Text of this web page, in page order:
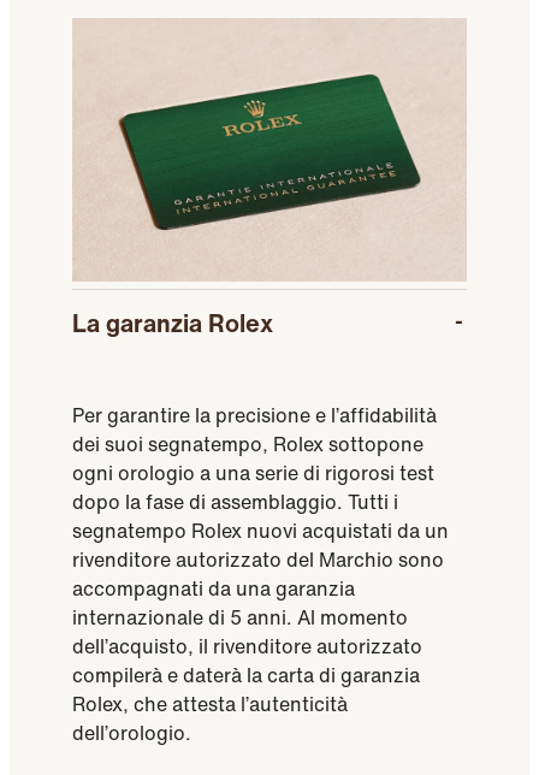
La garanzia Rolex
Per garantire la precisione e l’affidabilità
dei suoi segnatempo, Rolex sottopone
ogni orologio a una serie di rigorosi test
dopo la fase di assemblaggio. Tutti i
segnatempo Rolex nuovi acquistati da un
rivenditore autorizzato del Marchio sono
accompagnati da una garanzia
internazionale di 5 anni. Al momento
dell’acquisto, il rivenditore autorizzato
compilerà e daterà la carta di garanzia
Rolex, che attesta l’autenticità
dell’orologio.